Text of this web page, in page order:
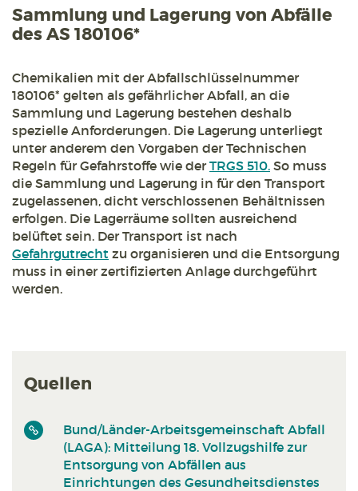
Sammlung und Lagerung von Abfälle
des AS 180106*
Chemikalien mit der Abfallschlüsselnummer
180106* gelten als gefährlicher Abfall, an die
Sammlung und Lagerung bestehen deshalb
spezielle Anforderungen. Die Lagerung unterliegt
unter anderem den Vorgaben der Technischen
Regeln für Gefahrstoffe wie derTRGS 510. So muss
die Sammlung und Lagerung in für den Transport
zugelassenen, dicht verschlossenen Behältnissen
erfolgen. Die Lagerräume sollten ausreichend
belüftet sein. Der Transport ist nach
Gefahrgutrecht zu organisieren und die Entsorgung
muss in einer zertifizierten Anlage durchgeführt
werden.
Quellen
Bund/Länder-Arbeitsgemeinschaft Abfall
(LAGA): Mitteilung 18. Vollzugshilfe zur
Entsorgung von Abfällen aus
Einrichtungen des Gesundheitsdienstes